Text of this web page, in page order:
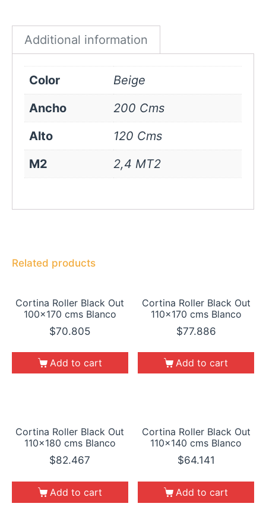
Additional information
Color
Beige
Ancho
200 Cms
Alto
120 Cms
M2
2,4 MT2
Related products
Cortina Roller Black Out
100×170 cms Blanco
$70.805
Add to cart
Cortina Roller Black Out
110×170 cms Blanco
$77.886
Add to cart
Cortina Roller Black Out
110×180 cms Blanco
$82.467
Add to cart
Cortina Roller Black Out
110×140 cms Blanco
$64.141
Add to cart